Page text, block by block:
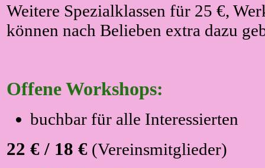
Weitere Spezialklassen für 25 €,
können nach Belieben extra dazu
Offene Workshops:
buchbar für alle Interessierten
22 € / 18 € (Vereinsmitglieder)